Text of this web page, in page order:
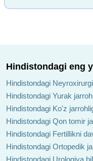
Hindistondagi eng
Hindistondagi
Hindistondagi Yurak
Hindistondagi Ko'z
Hindistondagi Qon tomir
Hindistondagi Fertillikni
Hindistondagi Ortopedik